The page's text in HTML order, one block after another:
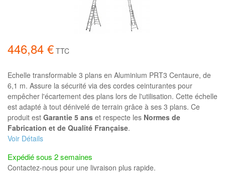
446,84 € TTC
Echelle transformable 3 plans en Aluminium PRT3 Centaure, de
6,1 m. Assure la sécurité via des cordes ceinturantes pour
empêcher l'écartement des plans lors de l'utilisation. Cette échelle
est adapté à tout dénivelé de terrain grâce à ses 3 plans. Ce
produit est Garantie 5 ans et respecte les Normes de
Fabrication et de Qualité Française.
Voir Détails
Expédié sous 2 semaines
Contactez-nous pour une livraison plus rapide.